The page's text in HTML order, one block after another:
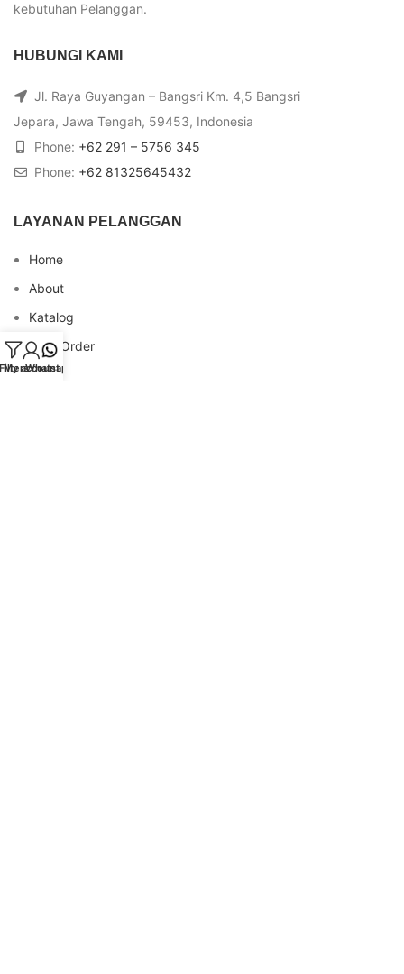
kebutuhan Pelanggan.
HUBUNGI KAMI
Jl. Raya Guyangan – Bangsri Km. 4,5 Bangsri
Jepara, Jawa Tengah, 59453, Indonesia
Phone: +62 291 – 5756 345
Phone: +62 81325645432
LAYANAN PELANGGAN
Home
About
Katalog
Cara Order
Blog
My account
Whatsapp